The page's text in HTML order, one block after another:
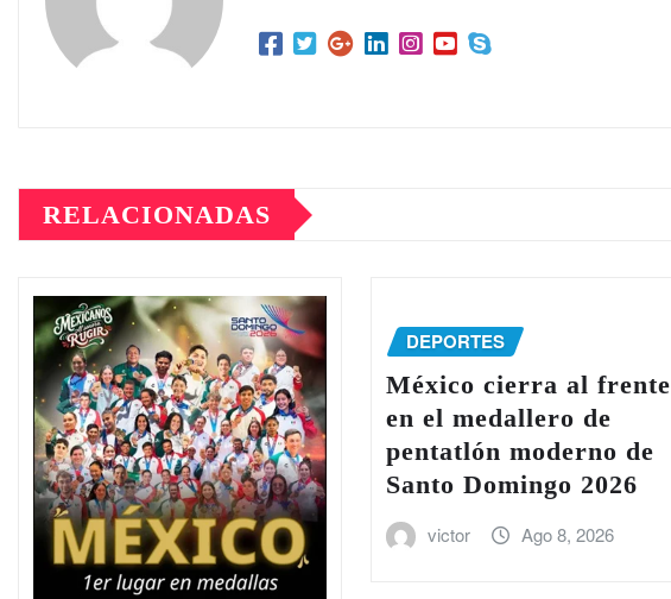
RELACIONADAS
DEPORTES
México cierra al frente
en el medallero de
pentatlón moderno de
Santo Domingo 2026
victor Ago 8, 2026